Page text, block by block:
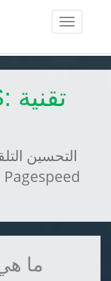
Toggle
ما